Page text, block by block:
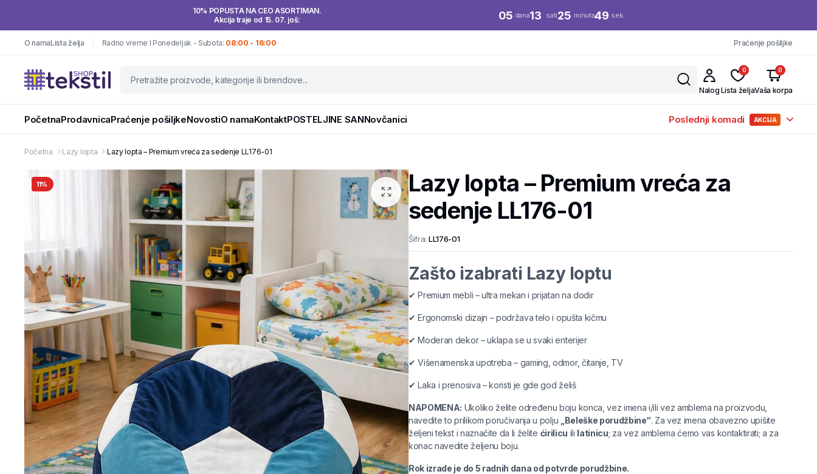
10% POPUSTA NA CEO ASORTIMAN.
Akcija traje od 15. 07. još:
05 dana13 sati25 minuta48 sek.
O namaLista želja Radno vreme I Ponedeljak - Subota: 08:00 - 16:00 Praćenje pošiljke
Nalog
0
Lista želja
0
Vaša korpa
PočetnaProdavnicaPraćenje pošiljkeNovostiO namaKontaktPOSTELJINE SANNovčanici Poslednji komadi AKCIJA
Početna Lazy lopta Lazy lopta – Premium vreća za sedenje LL176-01
11%
Lazy lopta – Premium vreća za
sedenje LL176-01
Šifra: LL176-01
Zašto izabrati Lazy loptu
✔ Premium mebli – ultra mekan i prijatan na dodir
✔ Ergonomski dizajn – podržava telo i opušta kičmu
✔ Moderan dekor – uklapa se u svaki enterijer
✔ Višenamenska upotreba – gaming, odmor, čitanje, TV
✔ Laka i prenosiva – koristi je gde god želiš
NAPOMENA: Ukoliko želite određenu boju konca, vez imena i/ili vez amblema na proizvodu,
navedite to prilikom poručivanja u polju
„Beleške porudžbine“. Za vez imena obavezno upišite
željeni tekst i naznačite da li želite ćirilicu ili latinicu; za vez amblema ćemo vas kontaktirati; a za
konac navedite željenu boju.
Rok izrade je do 5 radnih dana od potvrde porudžbine.